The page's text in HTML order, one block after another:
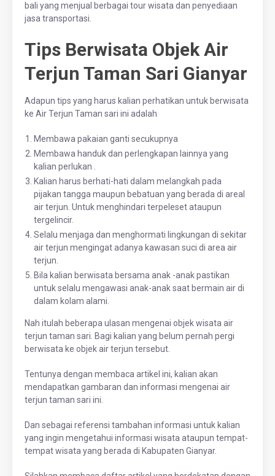
bali yang menjual berbagai tour wisata dan penyediaan
jasa transportasi.
Tips Berwisata Objek Air
Terjun Taman Sari Gianyar
Adapun tips yang harus kalian perhatikan untuk berwisata
ke Air Terjun Taman sari ini adalah
Membawa pakaian ganti secukupnya
Membawa handuk dan perlengkapan lainnya yang
kalian perlukan .
Kalian harus berhati-hati dalam melangkah pada
pijakan tangga maupun bebatuan yang berada di areal
air terjun. Untuk menghindari terpeleset ataupun
tergelincir.
Selalu menjaga dan menghormati lingkungan di sekitar
air terjun mengingat adanya kawasan suci di area air
terjun.
Bila kalian berwisata bersama anak -anak pastikan
untuk selalu mengawasi anak-anak saat bermain air di
dalam kolam alami.
Nah itulah beberapa ulasan mengenai objek wisata air
terjun taman sari. Bagi kalian yang belum pernah pergi
berwisata ke objek air terjun tersebut.
Tentunya dengan membaca artikel ini, kalian akan
mendapatkan gambaran dan informasi mengenai air
terjun taman sari ini.
Dan sebagai referensi tambahan informasi untuk kalian
yang ingin mengetahui informasi wisata ataupun tempat-
tempat wisata yang berada di Kabupaten Gianyar.